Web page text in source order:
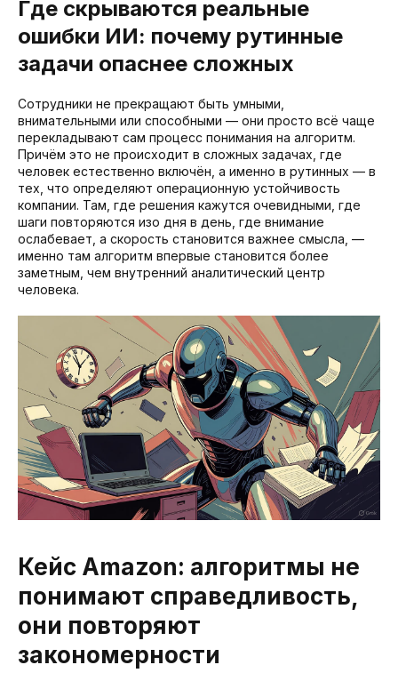
Где скрываются реальные
ошибки ИИ: почему рутинные
задачи опаснее сложных
Сотрудники не прекращают быть умными,
внимательными или способными — они просто всё чаще
перекладывают сам процесс понимания на алгоритм.
Причём это не происходит в сложных задачах, где
человек естественно включён, а именно в рутинных — в
тех, что определяют операционную устойчивость
компании. Там, где решения кажутся очевидными, где
шаги повторяются изо дня в день, где внимание
ослабевает, а скорость становится важнее смысла, —
именно там алгоритм впервые становится более
заметным, чем внутренний аналитический центр
человека.
Кейс Amazon: алгоритмы не
понимают справедливость,
они повторяют
закономерности